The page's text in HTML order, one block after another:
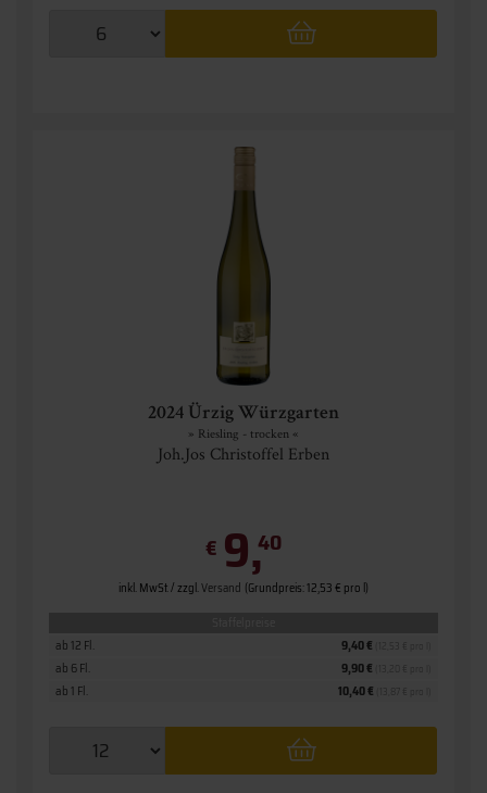
2024 Ürzig Würzgarten
» Riesling - trocken «
Joh.Jos Christoffel Erben
€ 9,40
inkl. MwSt. / zzgl.Versand (Grundpreis: 12,53 € pro l)
ab 1 Fl. 10,40 €
ab 6 Fl. 9,90 €
ab 12 Fl. 9,40 €